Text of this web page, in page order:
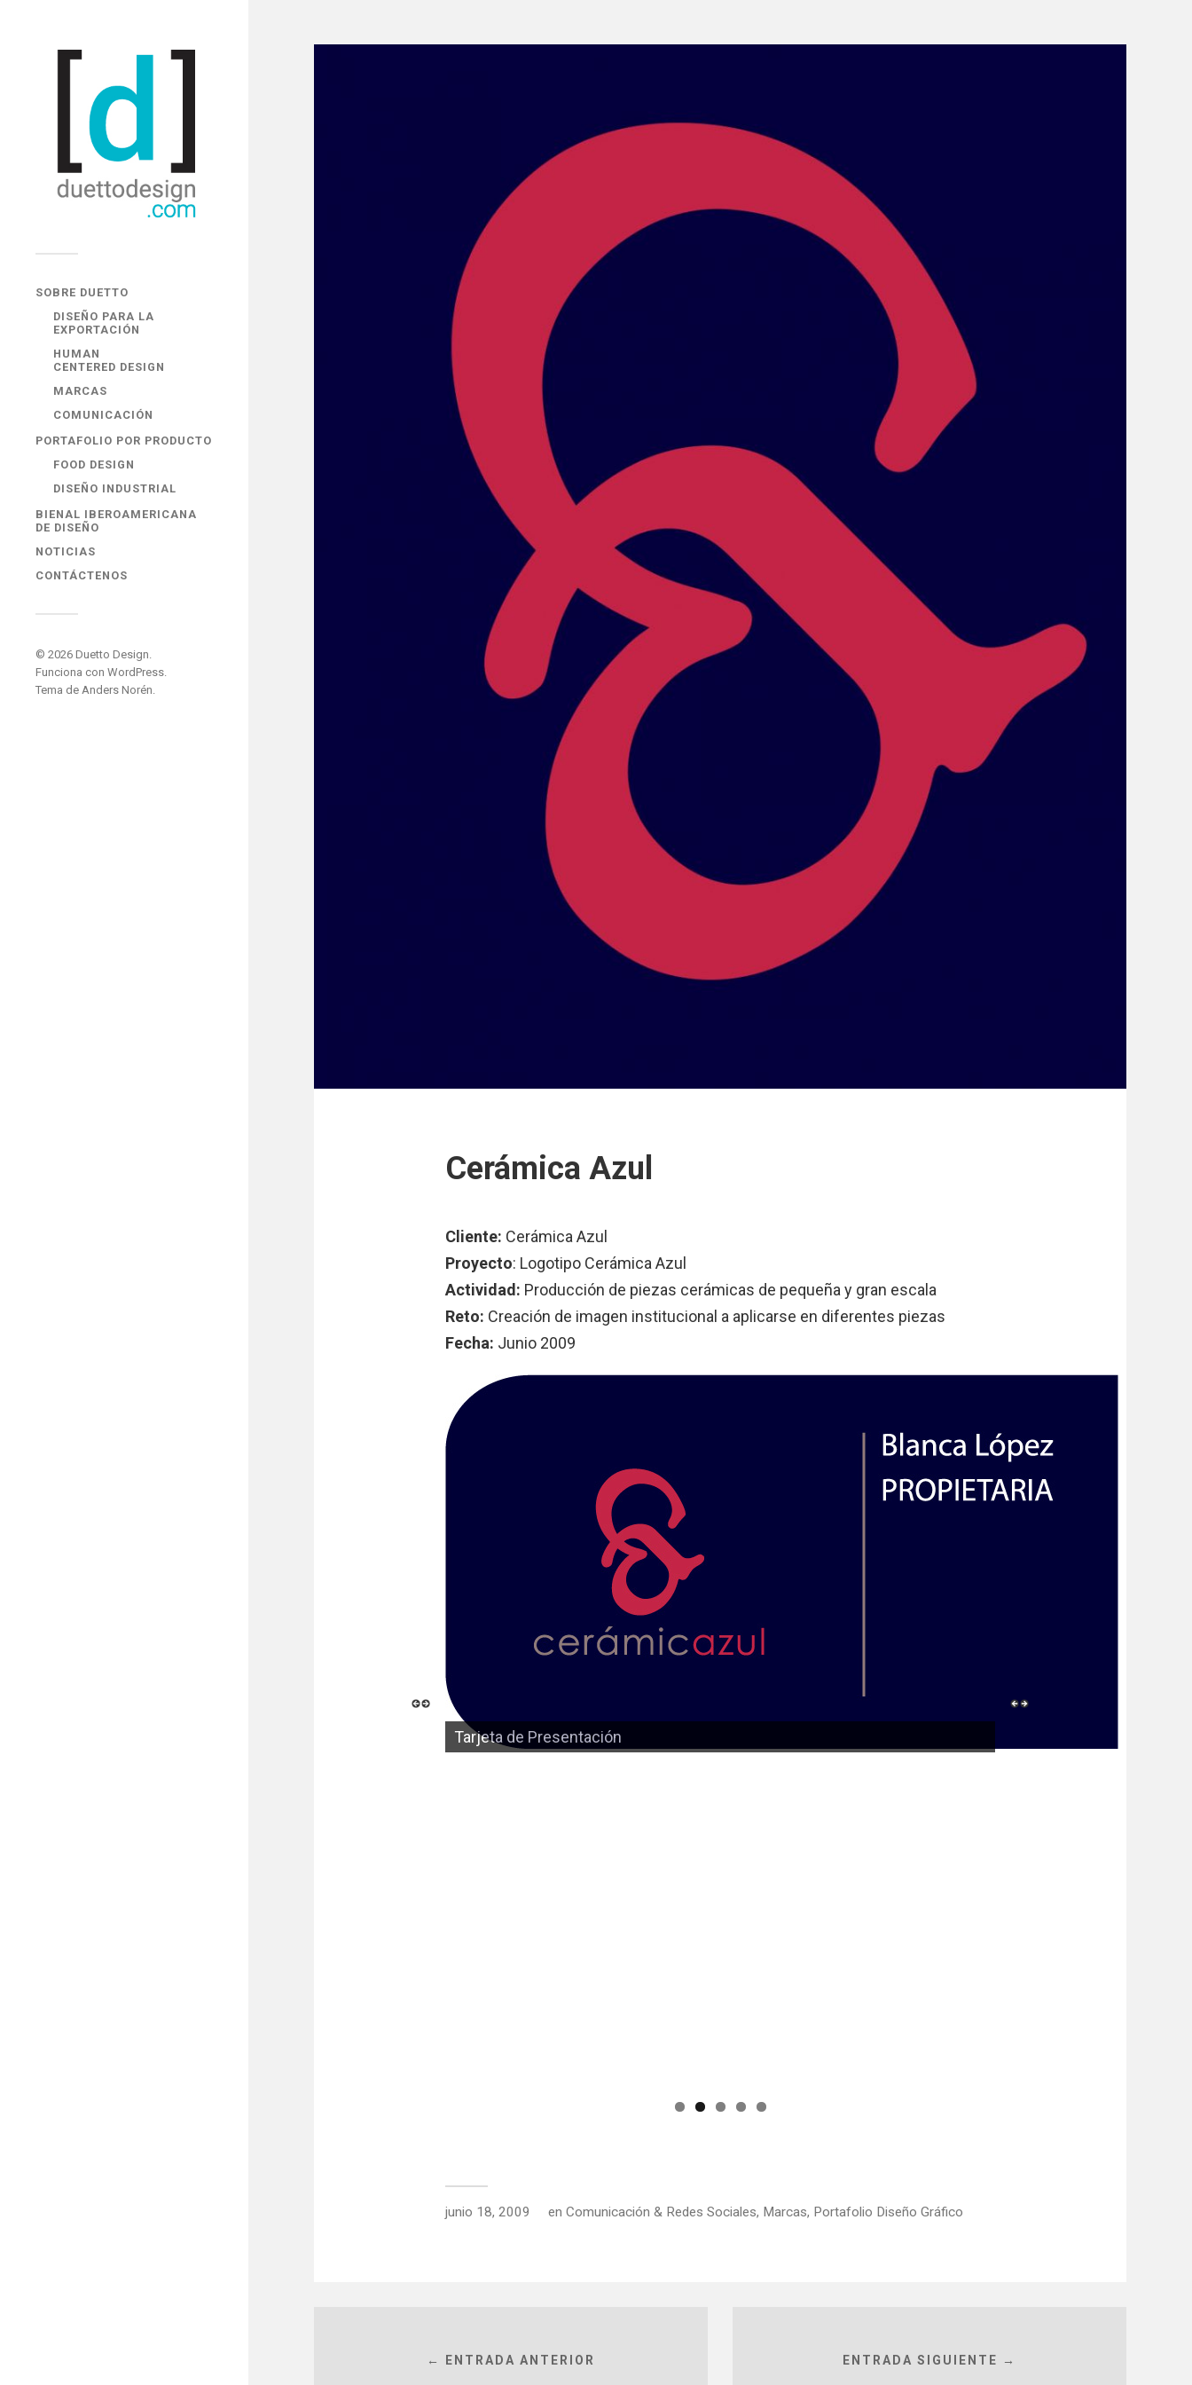
SOBRE DUETTO
DISEÑO PARA LA
EXPORTACIÓN
HUMAN
CENTERED DESIGN
MARCAS
COMUNICACIÓN
PORTAFOLIO POR PRODUCTO
FOOD DESIGN
DISEÑO INDUSTRIAL
BIENAL IBEROAMERICANA
DE DISEÑO
NOTICIAS
CONTÁCTENOS
© 2026 Duetto Design.
Funciona con WordPress.
Tema de Anders Norén.
Cerámica Azul
Cliente: Cerámica Azul
Proyecto: Logotipo Cerámica Azul
Actividad: Producción de piezas cerámicas de pequeña y gran escala
Reto: Creación de imagen institucional a aplicarse en diferentes piezas
Fecha: Junio 2009
Tarjeta de Presentación
junio 18, 2009 en Comunicación & Redes Sociales, Marcas, Portafolio Diseño Gráfico
← ENTRADA ANTERIOR ENTRADA SIGUIENTE →